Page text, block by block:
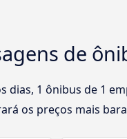
de
dias, 1 ônibus de 1
os preços mais